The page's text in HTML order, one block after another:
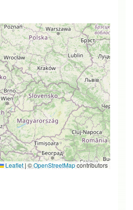
Leaflet |©OpenStreetMapcontributors